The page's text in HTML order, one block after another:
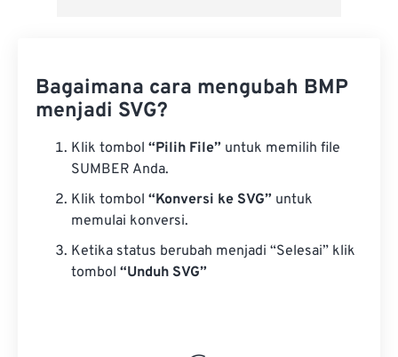
Bagaimana cara mengubah BMP
menjadi SVG?
Klik tombol “Pilih File” untuk memilih file
SUMBER Anda.
Klik tombol “Konversi ke SVG” untuk
memulai konversi.
Ketika status berubah menjadi “Selesai” klik
tombol “Unduh SVG”